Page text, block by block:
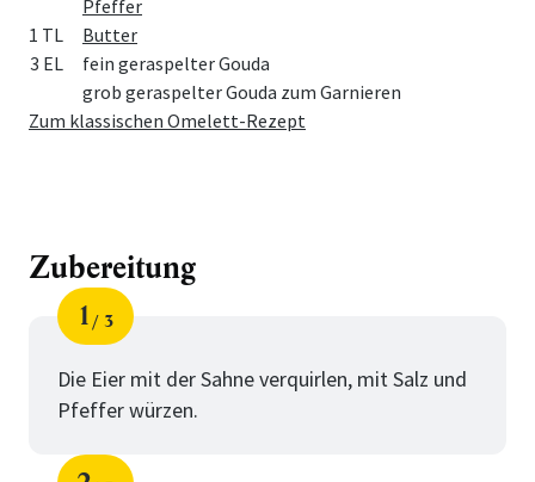
Pfeffer
1 TL
Butter
3 EL
fein geraspelter Gouda
grob geraspelter Gouda zum Garnieren
Zum klassischen Omelett-Rezept
Zubereitung
Schritt
1
von
3
Die Eier mit der Sahne verquirlen, mit Salz und
Pfeffer würzen.